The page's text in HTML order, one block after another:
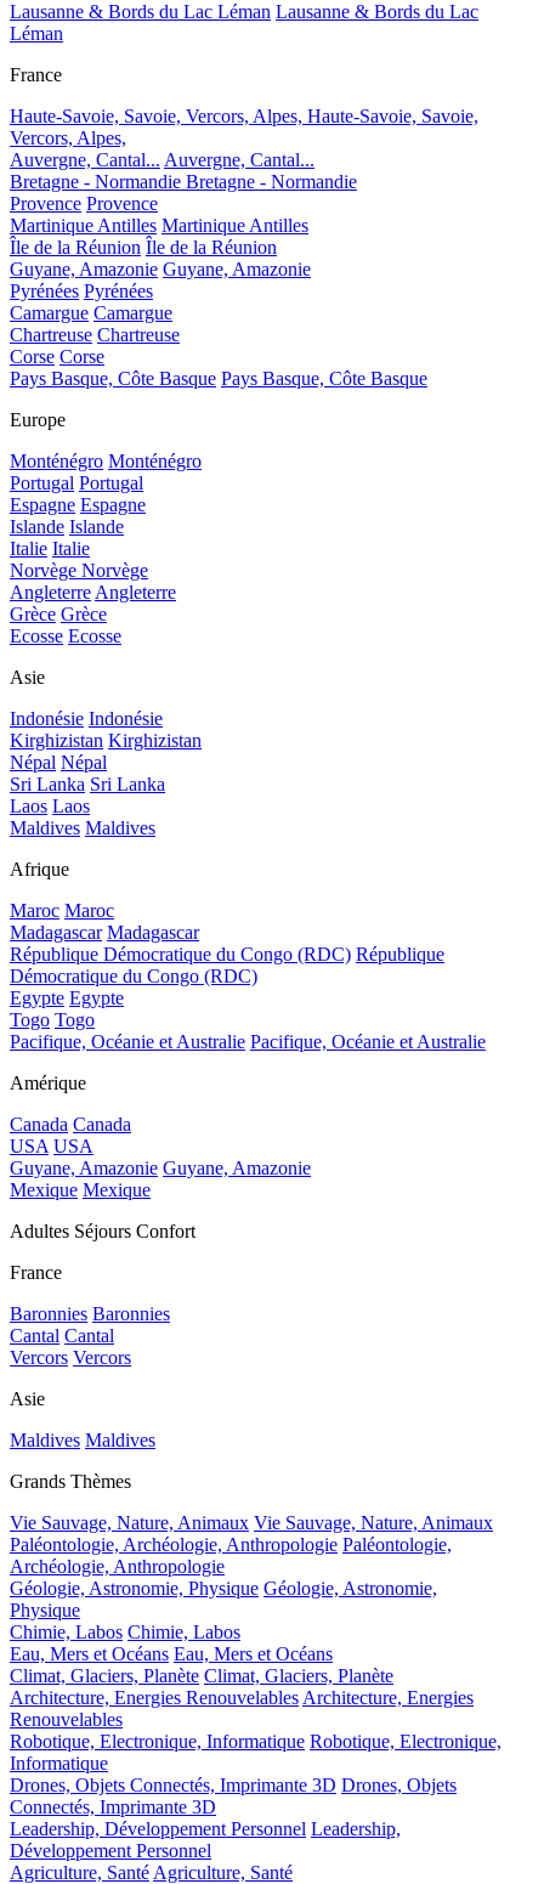
Lausanne & Bords du Lac Léman Lausanne & Bords du Lac
Léman
France
Haute-Savoie, Savoie, Vercors, Alpes, Haute-Savoie, Savoie,
Vercors, Alpes,
Auvergne, Cantal... Auvergne, Cantal...
Bretagne - Normandie Bretagne - Normandie
Provence Provence
Martinique Antilles Martinique Antilles
Île de la Réunion Île de la Réunion
Guyane, Amazonie Guyane, Amazonie
Pyrénées Pyrénées
Camargue Camargue
Chartreuse Chartreuse
Corse Corse
Pays Basque, Côte Basque Pays Basque, Côte Basque
Europe
Monténégro Monténégro
Portugal Portugal
Espagne Espagne
Islande Islande
Italie Italie
Norvège Norvège
Angleterre Angleterre
Grèce Grèce
Ecosse Ecosse
Asie
Indonésie Indonésie
Kirghizistan Kirghizistan
Népal Népal
Sri Lanka Sri Lanka
Laos Laos
Maldives Maldives
Afrique
Maroc Maroc
Madagascar Madagascar
République Démocratique du Congo (RDC) République
Démocratique du Congo (RDC)
Egypte Egypte
Togo Togo
Pacifique, Océanie et Australie Pacifique, Océanie et Australie
Amérique
Canada Canada
USA USA
Guyane, Amazonie Guyane, Amazonie
Mexique Mexique
Adultes Séjours Confort
France
Baronnies Baronnies
Cantal Cantal
Vercors Vercors
Asie
Maldives Maldives
Grands Thèmes
Vie Sauvage, Nature, Animaux Vie Sauvage, Nature, Animaux
Paléontologie, Archéologie, Anthropologie Paléontologie,
Archéologie, Anthropologie
Géologie, Astronomie, Physique Géologie, Astronomie,
Physique
Chimie, Labos Chimie, Labos
Eau, Mers et Océans Eau, Mers et Océans
Climat, Glaciers, Planète Climat, Glaciers, Planète
Architecture, Energies Renouvelables Architecture, Energies
Renouvelables
Robotique, Electronique, Informatique Robotique, Electronique,
Informatique
Drones, Objets Connectés, Imprimante 3D Drones, Objets
Connectés, Imprimante 3D
Leadership, Développement Personnel Leadership,
Développement Personnel
Agriculture, Santé Agriculture, Santé